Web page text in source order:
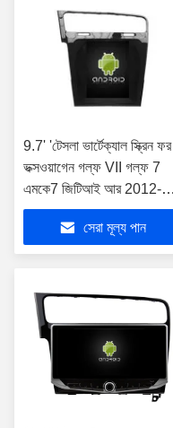
9.7' 'টেসলা ভার্টেক্যাল স্ক্রিন ফর
ভক্সওয়াগেন গল্ফ VII গল্ফ 7
এমকে7 জিটিআই আর 2012-
2020 বাম হাতের ড্রাইভার
অ্যান্ড্রয়েড কার মাল্টিমিডিয়া প্লেয়ার
সেরা মূল্য পান